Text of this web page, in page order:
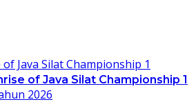
of Java Silat Championship 1